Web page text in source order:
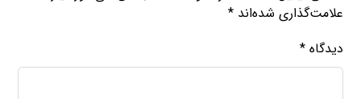
علامت‌گذاری شده‌اند*
دیدگاه*